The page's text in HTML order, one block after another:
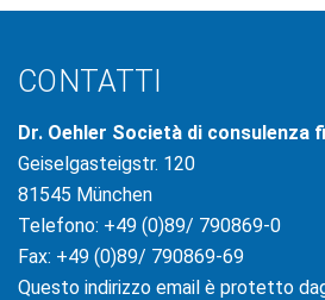
CONTATTI
Dr. Oehler Società di consulenza
Geiselgasteigstr. 120
81545 München
Telefono: +49 (0)89/ 790869-0
Fax: +49 (0)89/ 790869-69
Questo indirizzo email è protetto